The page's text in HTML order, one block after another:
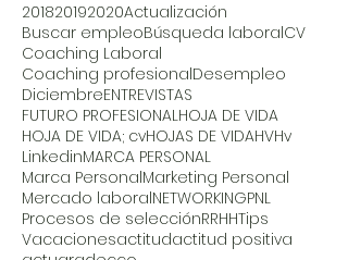
201820192020Actualización
Buscar empleoBúsqueda laboralCV
Coaching Laboral
Coaching profesionalDesempleo
DiciembreENTREVISTAS
FUTURO PROFESIONALHOJA DE VIDA
HOJA DE VIDA; cvHOJAS DE VIDAHVHv
LinkedinMARCA PERSONAL
Marca PersonalMarketing Personal
Mercado laboralNETWORKINGPNL
Procesos de selecciónRRHHTips
Vacacionesactitudactitud positiva